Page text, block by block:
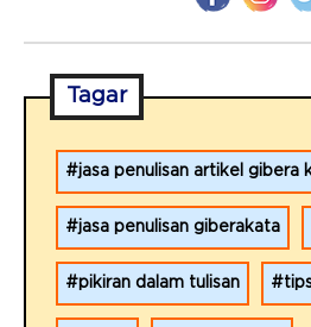
Tagar
jasa penulisan artikel gibera
jasa penulisan giberakata
pikiran dalam tulisan